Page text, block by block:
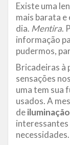
Existe uma
mais barata e
dia. Mentira.
informação
pudermos,
Bricadeiras à
sensações
uma tem sua
usados. A
deiluminação
interessantes
necessidades.